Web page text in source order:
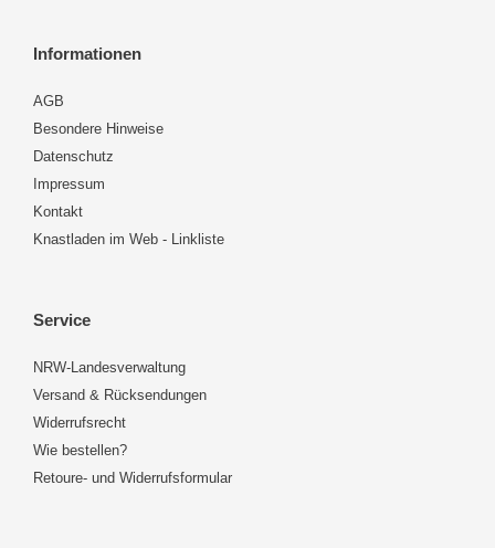
Informationen
AGB
Besondere Hinweise
Datenschutz
Impressum
Kontakt
Knastladen im Web - Linkliste
Service
NRW-Landesverwaltung
Versand & Rücksendungen
Widerrufsrecht
Wie bestellen?
Retoure- und Widerrufsformular